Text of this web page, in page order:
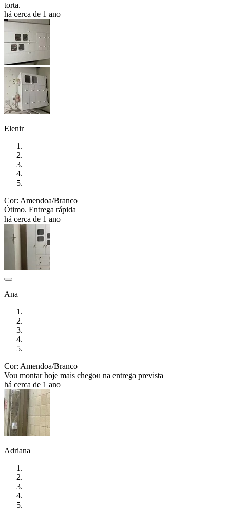
torta.
há cerca de 1 ano
Elenir
Cor: Amendoa/Branco
Ótimo. Entrega rápida
há cerca de 1 ano
Ana
Cor: Amendoa/Branco
Vou montar hoje mais chegou na entrega prevista
há cerca de 1 ano
Adriana